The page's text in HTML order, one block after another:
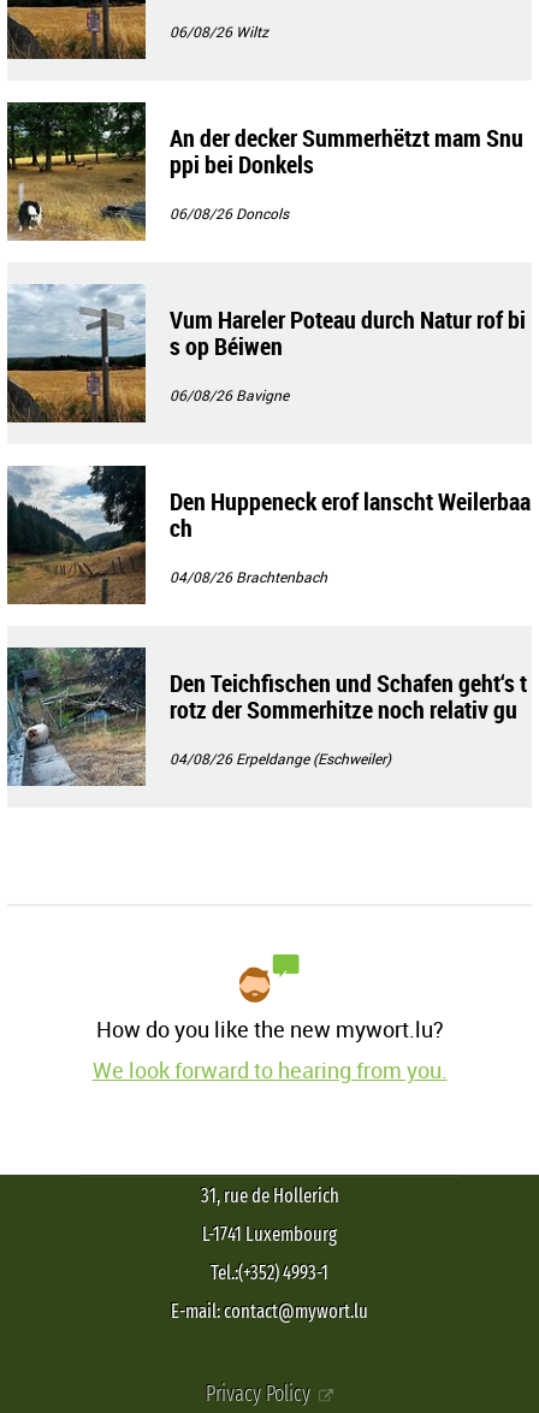
06/08/26 Wiltz
An der decker Summerhëtzt mam Snu
ppi bei Donkels
06/08/26Doncols
Vum Hareler Poteau durch Natur rof bi
s op Béiwen
06/08/26Bavigne
Den Huppeneck erof lanscht Weilerbaa
ch
04/08/26Brachtenbach
Den Teichfischen und Schafen geht‘s t
rotz der Sommerhitze noch relativ gu
04/08/26Erpeldange (Eschweiler)
How do you like the new mywort.lu?
We look forward to hearing from you.
31, rue de Hollerich
L-1741 Luxembourg
Tel.:(+352) 4993-1
E-mail: contact@mywort.lu
Privacy Policy